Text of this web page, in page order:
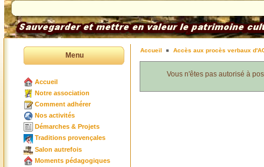
Menu
Accueil
Notre association
Comment adhérer
Nos activités
Démarches & Projets
Traditions provençales
Salon autrefois
Moments pédagogiques
Accueil Accès aux procès verbaux
Vous n'êtes pas autorisé à